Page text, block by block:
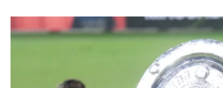
אביב
באר שבע
ליגה סינית
ליגה ברזילאית